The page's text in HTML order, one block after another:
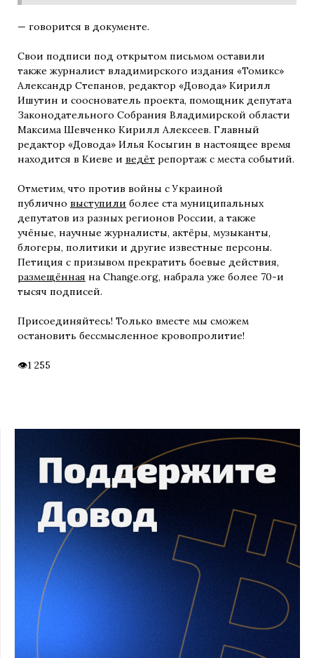
— говорится в документе.
Свои подписи под открытом письмом оставили
также журналист владимирского издания «Томикс»
Александр Степанов, редактор «Довода» Кирилл
Ишутин и сооснователь проекта, помощник депутата
Законодательного Собрания Владимирской области
Максима Шевченко Кирилл Алексеев. Главный
редактор «Довода» Илья Косыгин в настоящее время
находится в Киеве и ведёт репортаж с места событий.
Отметим, что против войны с Украиной
публично выступили более ста муниципальных
депутатов из разных регионов России, а также
учёные, научные журналисты, актёры, музыканты,
блогеры, политики и другие известные персоны.
Петиция с призывом прекратить боевые действия,
размещённая на Change.org, набрала уже более 70-и
тысяч подписей.
Присоединяйтесь! Только вместе мы сможем
остановить бессмысленное кровопролитие!
1 255